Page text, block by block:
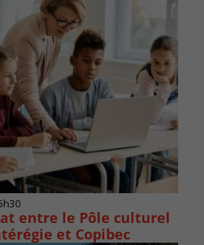
entre le Pôle culturel
et Copibec